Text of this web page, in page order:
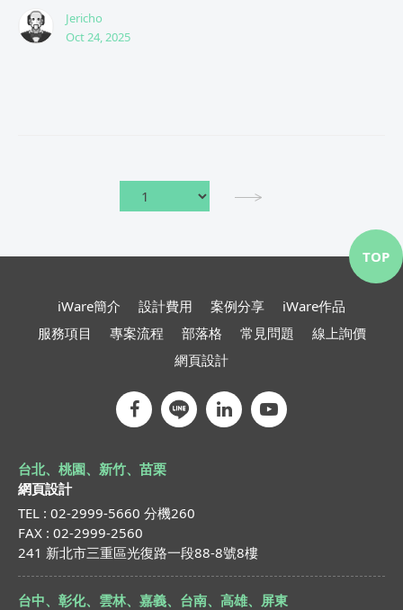
Jericho
Oct 24, 2025
iWare簡介 設計費用 案例分享
iWare作品
服務項目
專案流程 部落格 常見問題
線上詢價
網頁設計
台北、桃園、新竹、苗栗
網頁設計
TEL : 02-2999-5660 分機260
FAX : 02-2999-2560
241 新北市三重區光復路一段88-8號8樓
台中、彰化、雲林、嘉義、台南、高雄、屏東
TOP